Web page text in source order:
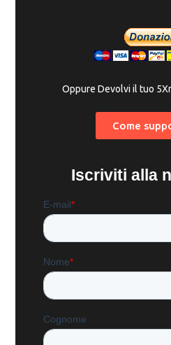
Oppure Devolvi il tuo
Come
Iscriviti alla